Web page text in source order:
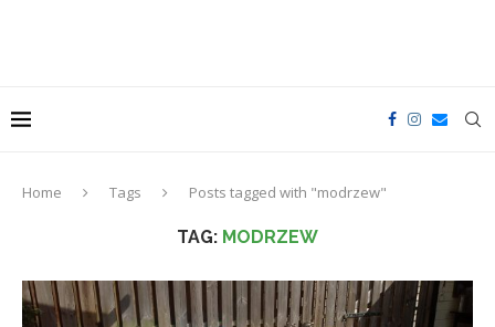
Home Tags Posts tagged with "modrzew"
TAG: MODRZEW